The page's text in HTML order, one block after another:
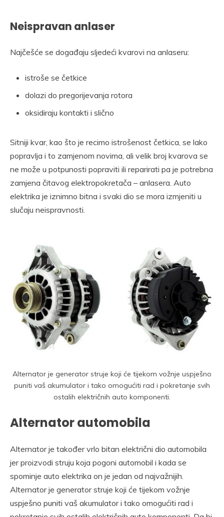
Neispravan anlaser
Najčešće se događaju sljedeći kvarovi na anlaseru:
istroše se četkice
dolazi do pregorijevanja rotora
oksidiraju kontakti i slično
Sitniji kvar, kao što je recimo istrošenost četkica, se lako
popravlja i to zamjenom novima, ali velik broj kvarova se
ne može u potpunosti popraviti ili reparirati pa je potrebna
zamjena čitavog elektropokretača – anlasera. Auto
elektrika je iznimno bitna i svaki dio se mora izmjeniti u
slučaju neispravnosti.
Alternator je generator struje koji će tijekom vožnje uspješno
puniti vaš akumulator i tako omogućiti rad i pokretanje svih
ostalih električnih auto komponenti.
Alternator automobila
Alternator je također vrlo bitan električni dio automobila
jer proizvodi struju koja pogoni automobil i kada se
spominje auto elektrika on je jedan od najvažnijih.
Alternator je generator struje koji će tijekom vožnje
uspješno puniti vaš akumulator i tako omogućiti rad i